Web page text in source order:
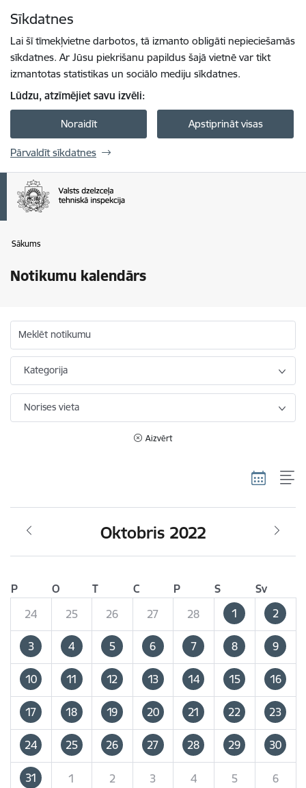
Sīkdatnes
Lai šī tīmekļvietne darbotos, tā izmanto obligāti nepieciešamās
sīkdatnes. Ar Jūsu piekrišanu papildus šajā vietnē var tikt
izmantotas statistikas un sociālo mediju sīkdatnes.
Lūdzu, atzīmējiet savu izvēli:
Noraidīt Apstiprināt visas
Pārvaldīt sīkdatnes
Sākums
Notikumu kalendārs
Meklēt notikumu
Kategorija
Norises vieta
Aizvērt
Oktobris 2022
P O T C P S
Sv
24
25 26 27 28 1 2
3 4 5 6 7 8 9
10 11 12 13 14 15 16
17 18 19 20 21 22 23
24 25 26 27 28 29 30
31 1 2 3 4 5 6